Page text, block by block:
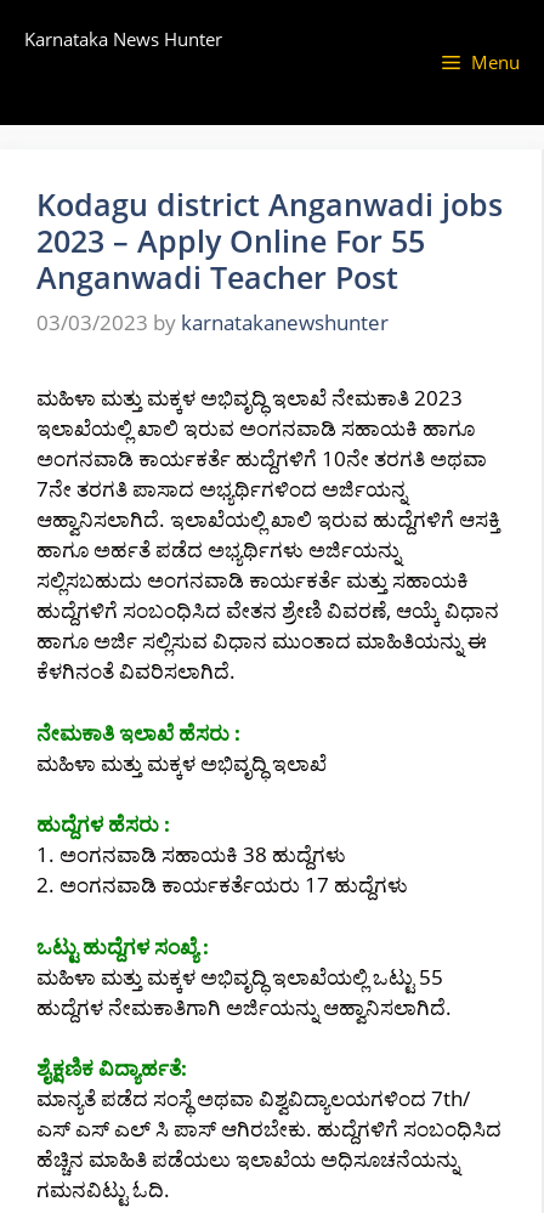
Karnataka News Hunter
Menu
Kodagu district Anganwadi jobs
2023 – Apply Online For 55
Anganwadi Teacher Post
03/03/2023 by karnatakanewshunter
ಮಹಿಳಾ ಮತ್ತು ಮಕ್ಕಳ ಅಭಿವೃದ್ಧಿ ಇಲಾಖೆ ನೇಮಕಾತಿ 2023
ಇಲಾಖೆಯಲ್ಲಿ ಖಾಲಿ ಇರುವ ಅಂಗನವಾಡಿ ಸಹಾಯಕಿ ಹಾಗೂ
ಅಂಗನವಾಡಿ ಕಾರ್ಯಕರ್ತೆ ಹುದ್ದೆಗಳಿಗೆ 10ನೇ ತರಗತಿ ಅಥವಾ
7ನೇ ತರಗತಿ ಪಾಸಾದ ಅಭ್ಯರ್ಥಿಗಳಿಂದ ಅರ್ಜಿಯನ್ನ
ಆಹ್ವಾನಿಸಲಾಗಿದೆ. ಇಲಾಖೆಯಲ್ಲಿ ಖಾಲಿ ಇರುವ ಹುದ್ದೆಗಳಿಗೆ ಆಸಕ್ತಿ
ಹಾಗೂ ಅರ್ಹತೆ ಪಡೆದ ಅಭ್ಯರ್ಥಿಗಳು ಅರ್ಜಿಯನ್ನು
ಸಲ್ಲಿಸಬಹುದು ಅಂಗನವಾಡಿ ಕಾರ್ಯಕರ್ತೆ ಮತ್ತು ಸಹಾಯಕಿ
ಹುದ್ದೆಗಳಿಗೆ ಸಂಬಂಧಿಸಿದ ವೇತನ ಶ್ರೇಣಿ ವಿವರಣೆ, ಆಯ್ಕೆ ವಿಧಾನ
ಹಾಗೂ ಅರ್ಜಿ ಸಲ್ಲಿಸುವ ವಿಧಾನ ಮುಂತಾದ ಮಾಹಿತಿಯನ್ನು ಈ
ಕೆಳಗಿನಂತೆ ವಿವರಿಸಲಾಗಿದೆ.
ನೇಮಕಾತಿ ಇಲಾಖೆ ಹೆಸರು :
ಮಹಿಳಾ ಮತ್ತು ಮಕ್ಕಳ ಅಭಿವೃದ್ಧಿ ಇಲಾಖೆ
ಹುದ್ದೆಗಳ ಹೆಸರು :
1. ಅಂಗನವಾಡಿ ಸಹಾಯಕಿ 38 ಹುದ್ದೆಗಳು
2. ಅಂಗನವಾಡಿ ಕಾರ್ಯಕರ್ತೆಯರು 17 ಹುದ್ದೆಗಳು
ಒಟ್ಟು ಹುದ್ದೆಗಳ ಸಂಖ್ಯೆ :
ಮಹಿಳಾ ಮತ್ತು ಮಕ್ಕಳ ಅಭಿವೃದ್ಧಿ ಇಲಾಖೆಯಲ್ಲಿ ಒಟ್ಟು 55
ಹುದ್ದೆಗಳ ನೇಮಕಾತಿಗಾಗಿ ಅರ್ಜಿಯನ್ನು ಆಹ್ವಾನಿಸಲಾಗಿದೆ.
ಶೈಕ್ಷಣಿಕ ವಿದ್ಯಾರ್ಹತೆ:
ಮಾನ್ಯತೆ ಪಡೆದ ಸಂಸ್ಥೆ ಅಥವಾ ವಿಶ್ವವಿದ್ಯಾಲಯಗಳಿಂದ 7th/
ಎಸ್ ಎಸ್ ಎಲ್ ಸಿ ಪಾಸ್ ಆಗಿರಬೇಕು. ಹುದ್ದೆಗಳಿಗೆ ಸಂಬಂಧಿಸಿದ
ಹೆಚ್ಚಿನ ಮಾಹಿತಿ ಪಡೆಯಲು ಇಲಾಖೆಯ ಅಧಿಸೂಚನೆಯನ್ನು
ಗಮನವಿಟ್ಟು ಓದಿ.